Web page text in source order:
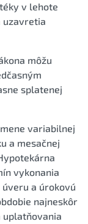
v lehote
uzavretia
môžu
splatenej
variabilnej
a mesačnej
vykonania
a úrokovú
najneskôr
uplatňovania